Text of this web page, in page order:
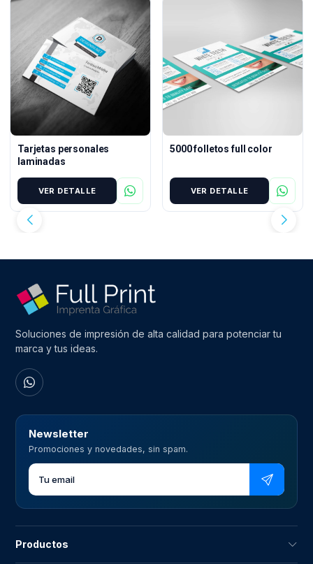
Tarjetas personales
laminadas
VER DETALLE
5000 folletos full color
VER DETALLE
Soluciones de impresión de alta calidad para potenciar tu
marca y tus ideas.
Newsletter
Promociones y novedades, sin spam.
Productos